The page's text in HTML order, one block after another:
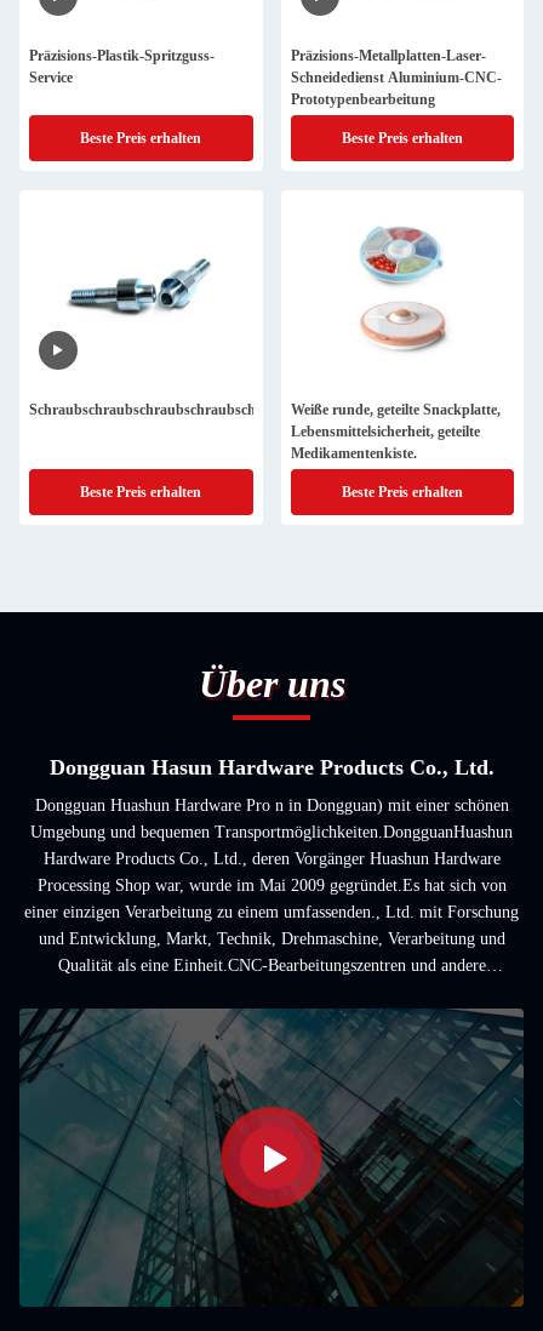
Präzisions-Plastik-Spritzguss-
Service
Beste Preis erhalten
Präzisions-Metallplatten-Laser-
Schneidedienst Aluminium-CNC-
Prototypenbearbeitung
Beste Preis erhalten
Beste Preis erhalten
Weiße runde, geteilte Snackplatte,
Lebensmittelsicherheit, geteilte
Medikamentenkiste.
Beste Preis erhalten
Über uns
Dongguan Hasun Hardware Products Co., Ltd.
Dongguan Huashun Hardware Pro n in Dongguan) mit einer schönen
Umgebung und bequemen Transportmöglichkeiten.DongguanHuashun
Hardware Products Co., Ltd., deren Vorgänger Huashun Hardware
Processing Shop war, wurde im Mai 2009 gegründet.Es hat sich von
einer einzigen Verarbeitung zu einem umfassenden., Ltd. mit Forschung
und Entwicklung, Markt, Technik, Drehmaschine, Verarbeitung und
Qualität als eine Einheit.CNC-Bearbeitungszentren und andere